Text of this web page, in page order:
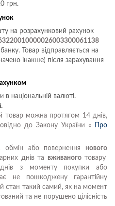
грн.
на розрахунковий рахунок
Товар відправляється на
інакше) після зарахування
в національній валюті.
товар можна протягом 14 днів,
до Закону України «
Про
обмін або повернення
нового
днів та вживаноготовару
з моменту покупки або
не пошкоджену гарантійну
стан такий самий, як на момент
та не порушено цілісність